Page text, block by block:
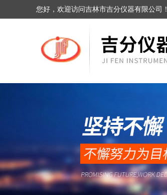
您好，欢迎访问吉林市吉分仪器有限公司！